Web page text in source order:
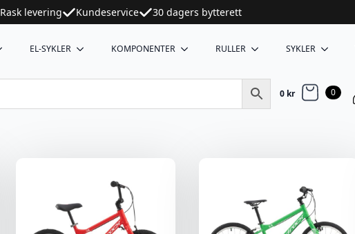
Rask levering Kundeservice 30 dagers bytterett
EL-SYKLER KOMPONENTER RULLER SYKLER
0 kr 0